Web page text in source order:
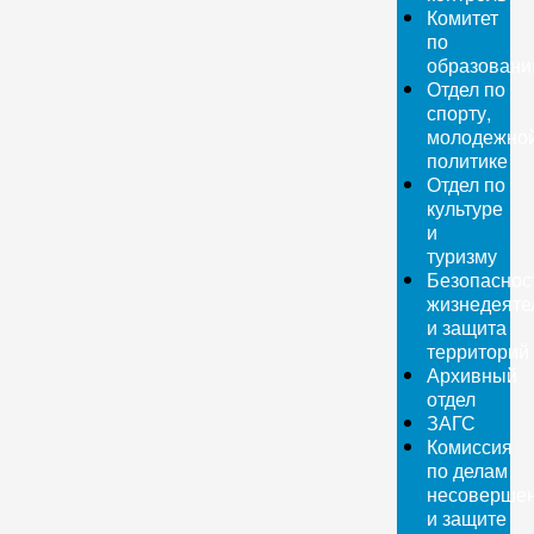
Комитет
по
Отдел по
спорту,
политике
Отдел по
культуре
и
туризму
и защита
территорий
Архивный
отдел
ЗАГС
Комиссия
по делам
и защите